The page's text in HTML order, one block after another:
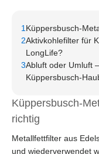
1 Küppersbusch-
2Aktivkohlefilter für
LongLife?
3Abluft oder Umluft
Küppersbusch-
Küppersbusch-
richtig
Metallfettfilter aus
und wiederverwendet